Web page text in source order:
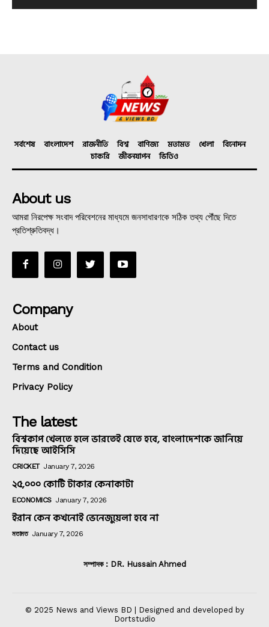
সর্বশেষ বাংলাদেশ রাজনীতি বিশ্ব বাণিজ্য মতামত খেলা
বিনোদন
চাকরি
জীবনযাপন ভিডিও
About us
আমরা নিরপেক্ষ সংবাদ পরিবেশনের মাধ্যমে জনসাধারণকে সঠিক তথ্য পৌঁছে দিতে
প্রতিশ্রুতিবদ্ধ।
Company
About
Contact us
Terms and Condition
Privacy Policy
The latest
বিশ্বকাপ খেলতে হলে ভারতেই যেতে হবে, বাংলাদেশকে জানিয়ে
দিয়েছে আইসিসি
CRICKET January 7, 2026
২৫,০০০ কোটি টাকার কেনাকাটা
ECONOMICS January 7, 2026
ইরান কেন কখনোই ভেনেজুয়েলা হবে না
মতামত January 7, 2026
সম্পাদক : DR. Hussain Ahmed
© 2025 News and Views BD | Designed and developed by
Dortstudio